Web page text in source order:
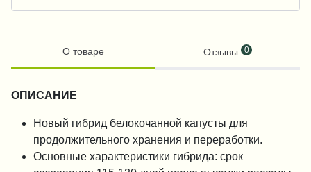
О товаре Отзывы 0
ОПИСАНИЕ
Новый гибрид белокочанной капусты для
продолжительного хранения и переработки.
Основные характеристики гибрида: срок